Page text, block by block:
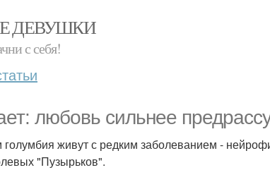
ДЕВУШКИ
с себя!
любовь сильнее
живут с редким заболеванием -
"Пузырьков".